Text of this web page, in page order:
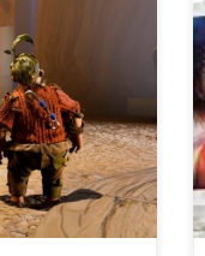
która zyskała
na design,
chcemy. Do
tytuł. „It